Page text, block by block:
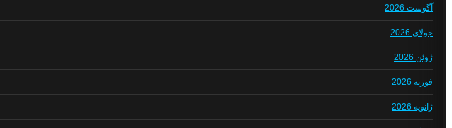
آگوست 2026
جولای 2026
ژوئن 2026
فوریه 2026
ژانویه 2026